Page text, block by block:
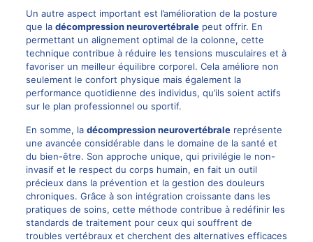
Un autre aspect important est l’amélioration de la posture
que la décompression neurovertébralepeut offrir. En
permettant un alignement optimal de la colonne, cette
technique contribue à réduire les tensions musculaires et à
favoriser un meilleur équilibre corporel. Cela améliore non
seulement le confort physique mais également la
performance quotidienne des individus, qu’ils soient actifs
sur le plan professionnel ou sportif.
En somme, la décompression neurovertébralereprésente
une avancée considérable dans le domaine de la santé et
du bien-être. Son approche unique, qui privilégie le non-
invasif et le respect du corps humain, en fait un outil
précieux dans la prévention et la gestion des douleurs
chroniques. Grâce à son intégration croissante dans les
pratiques de soins, cette méthode contribue à redéfinir les
standards de traitement pour ceux qui souffrent de
troubles vertébraux et cherchent des alternatives efficaces